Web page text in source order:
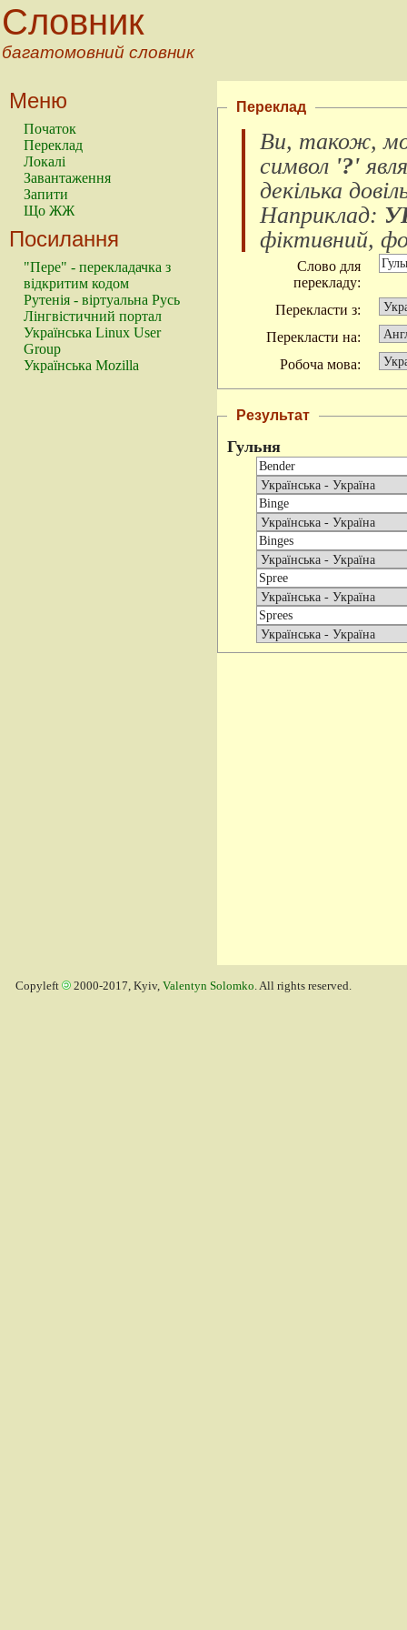
Словник
багатомовний словник
Меню
Початок
Переклад
Локалі
Завантаження
Запити
Що ЖЖ
Посилання
"Пере" - перекладачка з
відкритим кодом
Рутенія - віртуальна Русь
Лінгвістичний портал
Українська Linux User
Group
Українська Mozilla
Переклад
Ви, також,
символ '?'
декілька
Наприклад:
фіктивний,
Слово для
перекладу:
Перекласти з:
Перекласти на:
Робоча мова:
Результат
Гульня
Copyleft 2000-2017, Kyiv, Valentyn Solomko. All rights reserved.